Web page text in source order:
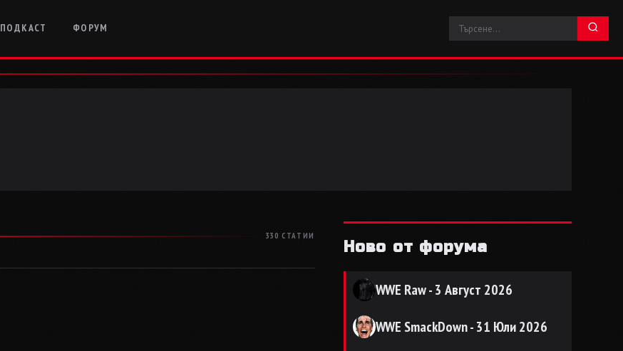
ПОДКАСТ ФОРУМ
330 СТАТИИ
Ново от форума
WWE Raw - 3 Август 2026
WWE SmackDown - 31 Юли 2026